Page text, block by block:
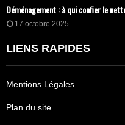
Déménagement : à qui confier le
17 octobre 2025
LIENS RAPIDES
Mentions Légales
Plan du site